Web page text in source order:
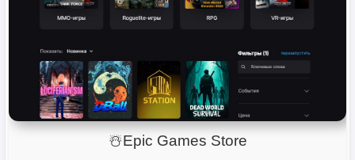
☃️Epic Games Store